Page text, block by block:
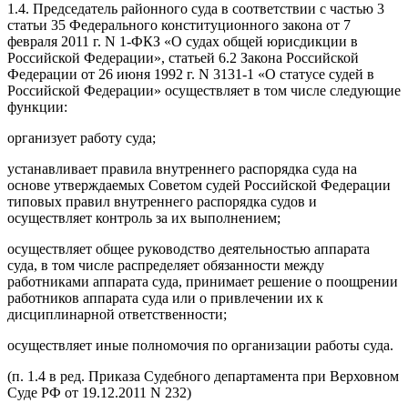
1.4. Председатель районного суда в соответствии с частью 3
статьи 35 Федерального конституционного закона от 7
февраля 2011 г. N 1-ФКЗ «О судах общей юрисдикции в
Российской Федерации», статьей 6.2 Закона Российской
Федерации от 26 июня 1992 г. N 3131-1 «О статусе судей в
Российской Федерации» осуществляет в том числе следующие
функции:
организует работу суда;
устанавливает правила внутреннего распорядка суда на
основе утверждаемых Советом судей Российской Федерации
типовых правил внутреннего распорядка судов и
осуществляет контроль за их выполнением;
осуществляет общее руководство деятельностью аппарата
суда, в том числе распределяет обязанности между
работниками аппарата суда, принимает решение о поощрении
работников аппарата суда или о привлечении их к
дисциплинарной ответственности;
осуществляет иные полномочия по организации работы суда.
(п. 1.4 в ред. Приказа Судебного департамента при Верховном
Суде РФ от 19.12.2011 N 232)